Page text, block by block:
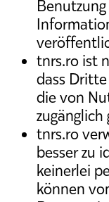
tnrs.ro ist
dass
die von
tnrs.ro
besser zu
keinerlei
können